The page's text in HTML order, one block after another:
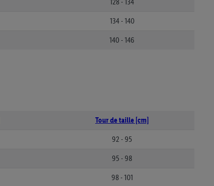
134 - 140
140 - 146
Tour de taille [cm]
92 - 95
95 - 98
98 - 101